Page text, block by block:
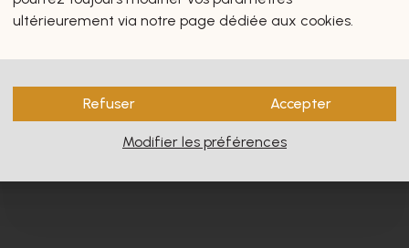
vous intéresseront
ultérieurement via notre page dédiée aux cookies.
Refuser Accepter
Modifier les préférences